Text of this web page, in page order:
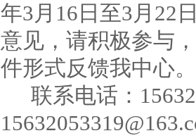
年3月 16 日至3月 22
意见，请积极参与
件形式反馈我中心。
联系电话：